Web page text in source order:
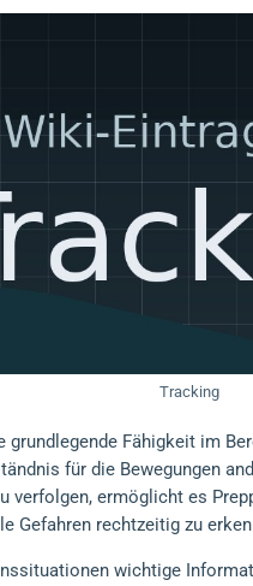
Tracking
grundlegende Fähigkeit im
für die Bewegungen
verfolgen, ermöglicht es
Gefahren rechtzeitig zu
wichtige